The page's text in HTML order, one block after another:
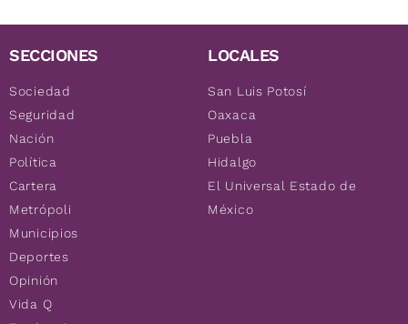
SECCIONES
Sociedad
Seguridad
Nación
Política
Cartera
Metrópoli
Municipios
Deportes
Opinión
Vida Q
LOCALES
San Luis Potosí
Oaxaca
Puebla
Hidalgo
El Universal Estado de
México